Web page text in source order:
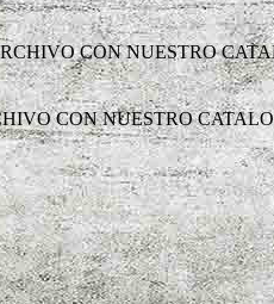
CON NUESTRO
CON NUESTRO